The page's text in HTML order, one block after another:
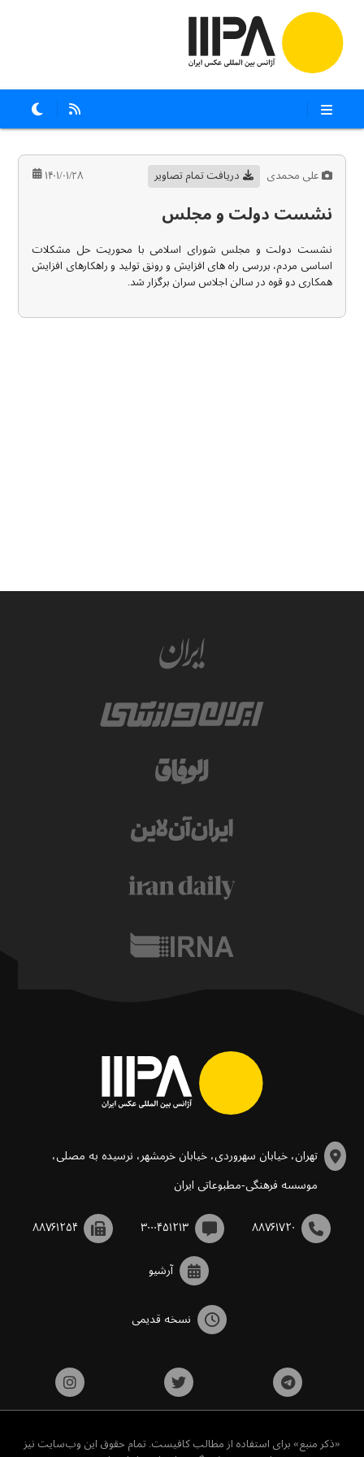
علی محمدی دریافت تمام تصاویر ۱۴۰۱/۰۱/۲۸
نشست دولت و مجلس
نشست دولت و مجلس شورای اسلامی با محوریت حل مشکلات
اساسی مردم، بررسی راه های افزایش و رونق تولید و راهکارهای افزایش
همکاری دو قوه در سالن اجلاس سران برگزار شد.
تهران، خیابان سهروردی، خیابان خرمشهر، نرسیده به مصلی،
موسسه فرهنگی-مطبوعاتی ایران
۸۸۷۶۱۷۲۰ ۳۰۰۰۴۵۱۲۱۳ ۸۸۷۶۱۲۵۴
آرشیو
نسخه قدیمی
«ذکر منبع» برای استفاده از مطالب کافیست. تمام حقوق این وب‌سایت نیز